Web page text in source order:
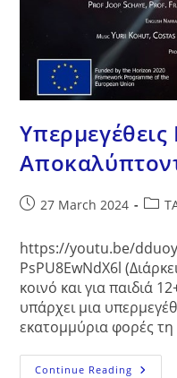
Post27 March 2024
Post
https://youtu.be/
PsPU8EwNdX6l
κοινό και για παιδιά
υπάρχει μια
εκατομμύρια φορές
Continue Reading